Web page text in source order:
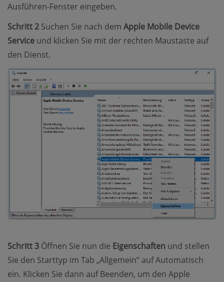
Ausführen-Fenster eingeben.
Schritt 2 Suchen Sie nach dem Apple Mobile Device
Service und klicken Sie mit der rechten Maustaste auf
den Dienst.
Schritt 3 Öffnen Sie nun die Eigenschaften und stellen
Sie den Starttyp im Tab „Allgemein“ auf Automatisch
ein. Klicken Sie dann auf Beenden, um den Apple